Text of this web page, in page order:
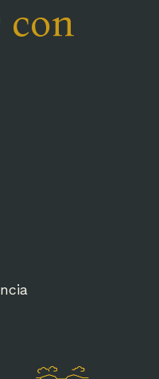
con
della Stazione, 63 –